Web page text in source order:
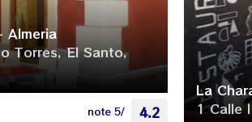
Almeria
Torres, El Santo,
note 5/ 4.2
La
1 Calle